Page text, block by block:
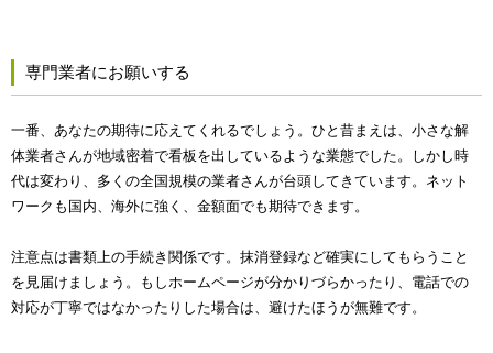
専門業者にお願いする
一番、あなたの期待に応えてくれるでしょう。ひと昔まえは、小さな解
体業者さんが地域密着で看板を出しているような業態でした。しかし時
代は変わり、多くの全国規模の業者さんが台頭してきています。ネット
ワークも国内、海外に強く、金額面でも期待できます。
注意点は書類上の手続き関係です。抹消登録など確実にしてもらうこと
を見届けましょう。もしホームページが分かりづらかったり、電話での
対応が丁寧ではなかったりした場合は、避けたほうが無難です。